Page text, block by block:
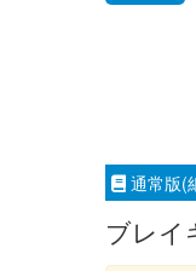
通常版(
ブレイ